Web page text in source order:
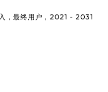
，最终用户，2021 - 2031